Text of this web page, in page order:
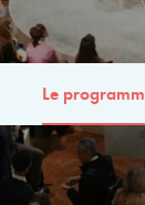
Le